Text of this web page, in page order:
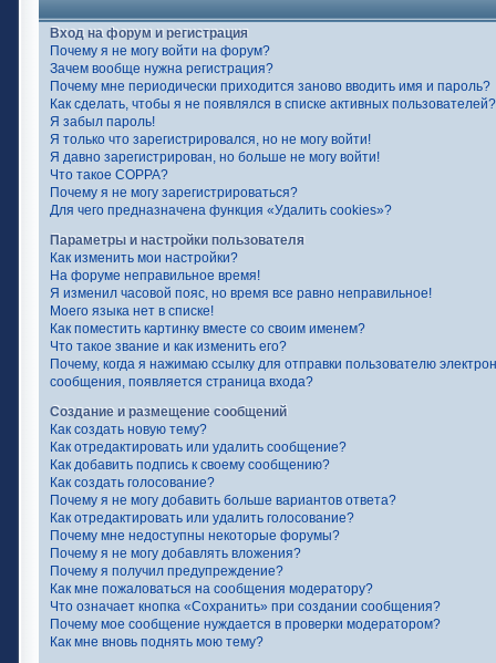
Вход на форум и регистрация
Почему я не могу войти на форум?
Зачем вообще нужна регистрация?
Почему мне периодически приходится заново вводить имя и пароль?
Как сделать, чтобы я не появлялся в списке активных пользователей?
Я забыл пароль!
Я только что зарегистрировался, но не могу войти!
Я давно зарегистрирован, но больше не могу войти!
Что такое COPPA?
Почему я не могу зарегистрироваться?
Для чего предназначена функция «Удалить cookies»?
Параметры и настройки пользователя
Как изменить мои настройки?
На форуме неправильное время!
Я изменил часовой пояс, но время все равно неправильное!
Моего языка нет в списке!
Как поместить картинку вместе со своим именем?
Что такое звание и как изменить его?
Почему, когда я нажимаю ссылку для отправки пользователю
сообщения, появляется страница входа?
Создание и размещение сообщений
Как создать новую тему?
Как отредактировать или удалить сообщение?
Как добавить подпись к своему сообщению?
Как создать голосование?
Почему я не могу добавить больше вариантов ответа?
Как отредактировать или удалить голосование?
Почему мне недоступны некоторые форумы?
Почему я не могу добавлять вложения?
Почему я получил предупреждение?
Как мне пожаловаться на сообщения модератору?
Что означает кнопка «Сохранить» при создании сообщения?
Почему мое сообщение нуждается в проверки модератором?
Как мне вновь поднять мою тему?